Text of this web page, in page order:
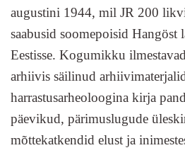
augustini 1944, mil JR 200
saabusid soomepoisid Hangöst
Eestisse. Kogumikku
arhiivis säilinud
harrastusarheoloogina kirja
päevikud, pärimuslugude
mõttekatkendid elust ja